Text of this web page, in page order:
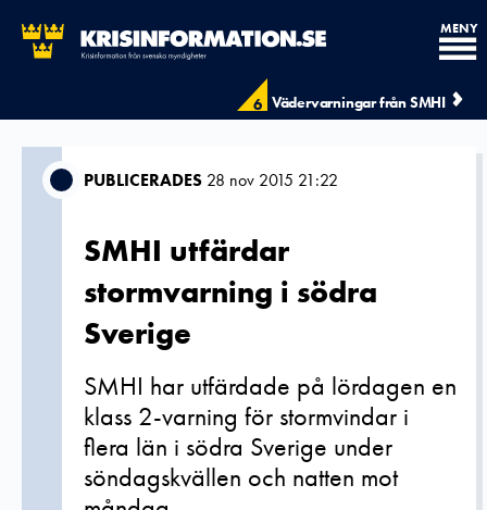
6 Vädervarningar från SMHI
MENY
PUBLICERADES 28 nov 2015 21:22
SMHI utfärdar
stormvarning i södra
Sverige
SMHI har utfärdade på lördagen en
klass 2-varning för stormvindar i
flera län i södra Sverige under
söndagskvällen och natten mot